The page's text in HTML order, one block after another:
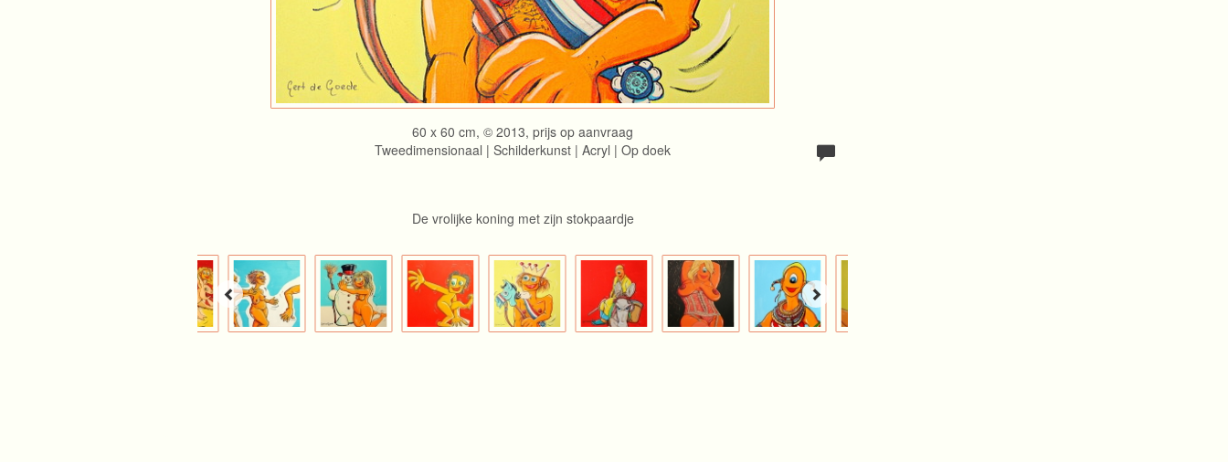
60 x 60 cm, © 2013, prijs op aanvraag
Tweedimensionaal | Schilderkunst | Acryl | Op doek
De vrolijke koning met zijn stokpaardje